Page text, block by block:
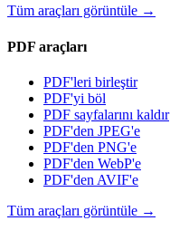
Tüm araçları görüntüle →
PDF araçları
PDF'leri birleştir
PDF'yi böl
PDF sayfalarını kaldır
PDF'den JPEG'e
PDF'den PNG'e
PDF'den WebP'e
PDF'den AVIF'e
Tüm araçları görüntüle →